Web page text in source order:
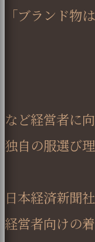
「ブランド物
など経営者に
独自の服選び
日本経済新聞
経営者向けの